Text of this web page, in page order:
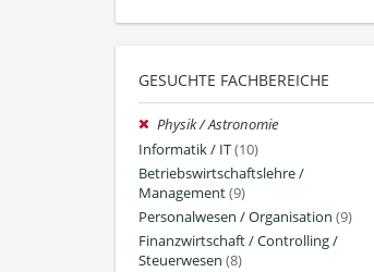
GESUCHTE FACHBEREICHE
Physik / Astronomie
Informatik / IT(10)
Betriebswirtschaftslehre /
Management(9)
Personalwesen / Organisation (9)
Finanzwirtschaft / Controlling /
Steuerwesen (8)